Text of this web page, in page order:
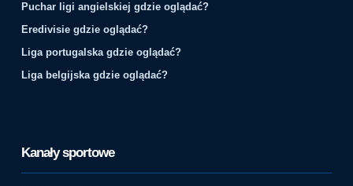
Puchar ligi angielskiej gdzie oglądać?
Eredivisie gdzie oglądać?
Liga portugalska gdzie oglądać?
Liga belgijska gdzie oglądać?
Kanały sportowe